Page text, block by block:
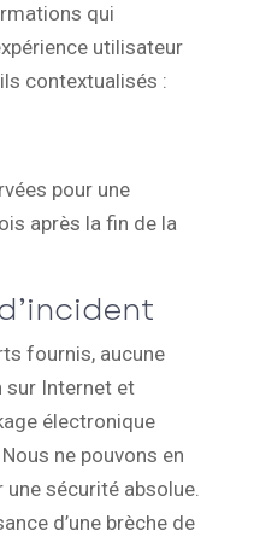
qui
utilisateur
contextualisés :
pour une
après la fin de la
fournis, aucune
sur Internet et
électronique
ne pouvons en
sécurité absolue.
d’une brèche de